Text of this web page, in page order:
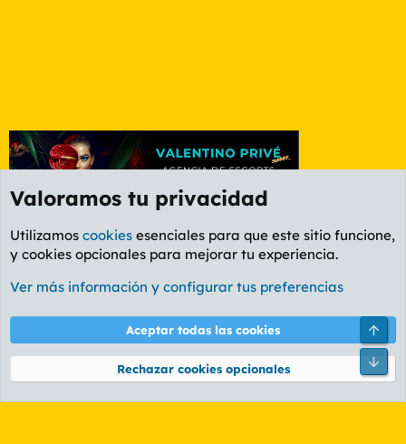
Foro Rapiñas
Cookies
PL OLDSTYLE AMARILLO
Términos y reglas Política de privacidad Ayuda
Community platform by XenForo® © 2010-2026 XenForo Ltd.
Valoramos tu privacidad
Utilizamos cookies esenciales para que este sitio funcione,
y cookies opcionales para mejorar tu experiencia.
Ver más información y configurar tus preferencias
Aceptar todas las cookies
Rechazar cookies opcionales
Pie